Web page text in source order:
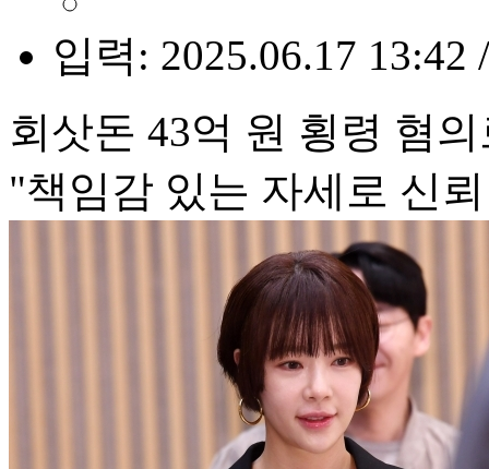
입력: 2025.06.17 13:42
회삿돈 43억 원 횡령 혐
"책임감 있는 자세로 신